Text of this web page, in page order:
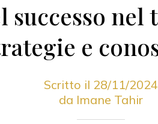
successo
e
Scritto il 28/11/2024
da Imane Tahir